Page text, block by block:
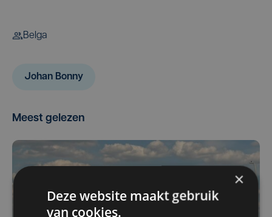
Belga
Johan Bonny
Meest gelezen
×
Deze website maakt gebruik
van cookies.